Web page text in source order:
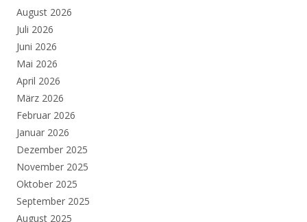
August 2026
Juli 2026
Juni 2026
Mai 2026
April 2026
März 2026
Februar 2026
Januar 2026
Dezember 2025
November 2025
Oktober 2025
September 2025
August 2025